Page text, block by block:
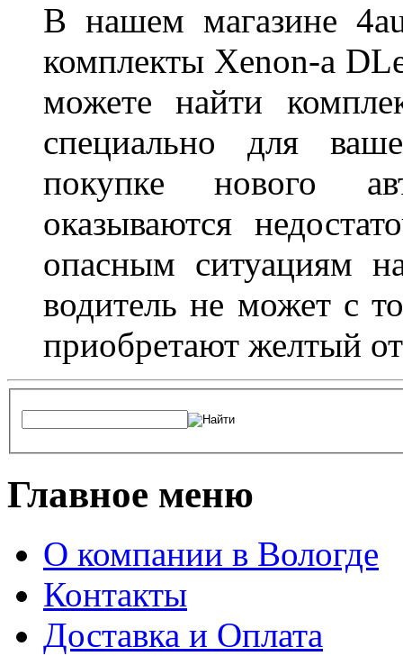
В нашем магазине
комплекты Xenon-а
можете найти
специально для
покупке нового
оказываются
опасным ситуациям
водитель не может с
приобретают желтый
Главное меню
О компании в Вологде
Контакты
Доставка и Оплата